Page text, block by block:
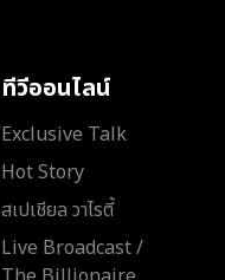
ทีวีออนไลน์
Exclusive Talk
Hot Story
สเปเชียล วาไรตี้
Live Broadcast /